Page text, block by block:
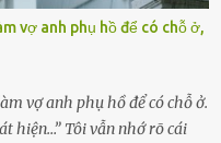
biết chuyện gì xảy ra.
sát công tác tại địa phương,
trong lặng lẽ. Nét mặt đỏ
vợ anh phụ hồ để có chỗ ở,
vợ anh phụ hồ để có chỗ ở.
hiện…” Tôi vẫn nhớ rõ cái